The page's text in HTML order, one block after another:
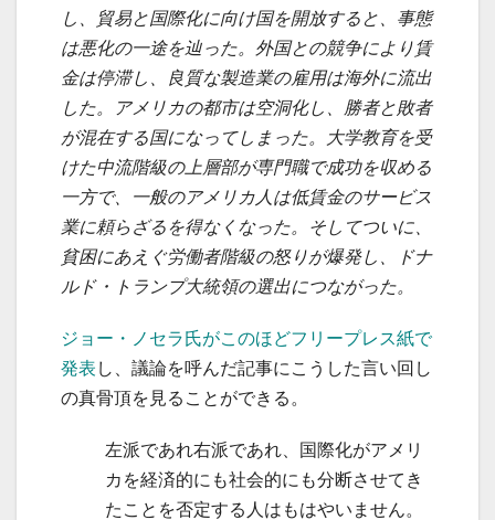
し、貿易と国際化に向け国を開放すると、事態
は悪化の一途を辿った。外国との競争により賃
金は停滞し、良質な製造業の雇用は海外に流出
した。アメリカの都市は空洞化し、勝者と敗者
が混在する国になってしまった。大学教育を受
けた中流階級の上層部が専門職で成功を収める
一方で、一般のアメリカ人は低賃金のサービス
業に頼らざるを得なくなった。そしてついに、
貧困にあえぐ労働者階級の怒りが爆発し、ドナ
ルド・トランプ大統領の選出につながった。
ジョー・ノセラ氏がこのほどフリープレス紙で
発表 し、議論を呼んだ記事にこうした言い回し
の真骨頂を見ることができる。
左派であれ右派であれ、国際化がアメリ
カを経済的にも社会的にも分断させてき
たことを否定する人はもはやいません。